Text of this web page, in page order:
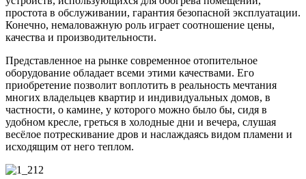
простота в обслуживании, гарантия безопасной эксплуатации.
Конечно, немаловажную роль играет соотношение цены,
качества и производительности.
Представленное на рынке современное отопительное
оборудование обладает всеми этими качествами. Его
приобретение позволит воплотить в реальность мечтания
многих владельцев квартир и индивидуальных домов, в
частности, о камине, у которого можно было бы, сидя в
удобном кресле, греться в холодные дни и вечера, слушая
весёлое потрескивание дров и наслаждаясь видом пламени и
исходящим от него теплом.